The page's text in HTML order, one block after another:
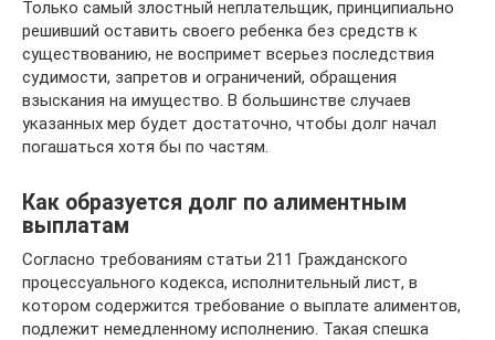
Только самый злостный неплательщик, принципиально
решивший оставить своего ребенка без средств к
существованию, не воспримет всерьез последствия
судимости, запретов и ограничений, обращения
взыскания на имущество. В большинстве случаев
указанных мер будет достаточно, чтобы долг начал
погашаться хотя бы по частям.
Как образуется долг по алиментным
выплатам
Согласно требованиям статьи 211 Гражданского
процессуального кодекса, исполнительный лист, в
котором содержится требование о выплате алиментов,
подлежит немедленному исполнению. Такая спешка